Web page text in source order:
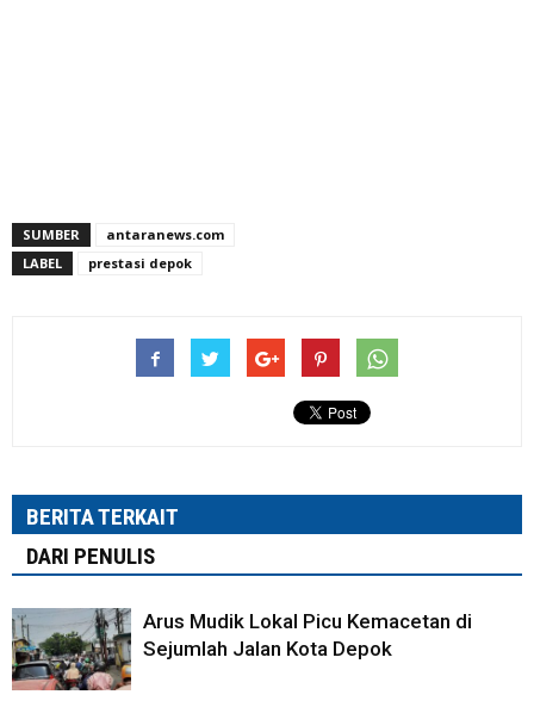
SUMBER
antaranews.com
LABEL
prestasi depok
BERITA TERKAIT
DARI PENULIS
Arus Mudik Lokal Picu Kemacetan di
Sejumlah Jalan Kota Depok